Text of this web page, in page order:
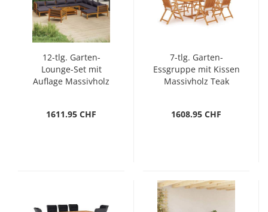
12-tlg. Garten-
Lounge-Set mit
Auflage Massivholz
1611.95 CHF
7-tlg. Garten-
Essgruppe mit Kissen
Massivholz Teak
1608.95 CHF